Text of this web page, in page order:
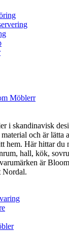
Möblerr
i skandinavisk
och är lätta
hem. Här hittar du
hall, kök,
är
Nordal.